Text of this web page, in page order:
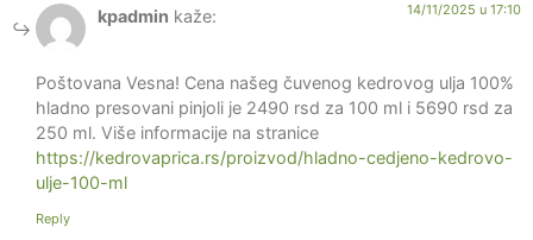
kpadmin kaže: 14/11/2025 u 17:10
Poštovana Vesna! Cena našeg čuvenog kedrovog ulja 100%
hladno presovani pinjoli je 2490 rsd za 100 ml i 5690 rsd za
250 ml. Više informacije na stranice
https://kedrovaprica.rs/proizvod/hladno-cedjeno-kedrovo-
ulje-100-ml
Reply